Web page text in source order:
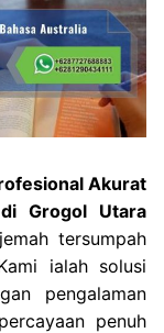
Akurat
Grogol Utara
tersumpah
ialah solusi
pengalaman
penuh